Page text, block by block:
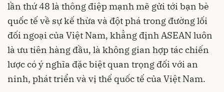
lần thứ 48 là thông điệp mạnh mẽ gửi tới bạn bè
quốc tế về sự kế thừa và đột phá trong đường lối
đối ngoại của Việt Nam, khẳng định ASEAN luôn
là ưu tiên hàng đầu, là không gian hợp tác chiến
lược có ý nghĩa đặc biệt quan trọng đối với an
ninh, phát triển và vị thế quốc tế của Việt Nam.